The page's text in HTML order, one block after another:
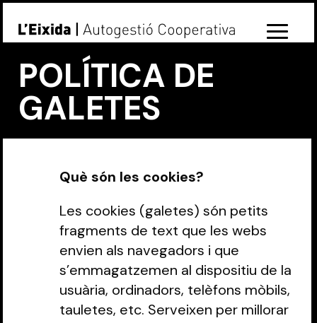
POLÍTICA DE
GALETES
Què són les cookies?
Les cookies (galetes) són petits
fragments de text que les webs
envien als navegadors i que
s’emmagatzemen al dispositiu de la
usuària, ordinadors, telèfons mòbils,
tauletes, etc. Serveixen per millorar